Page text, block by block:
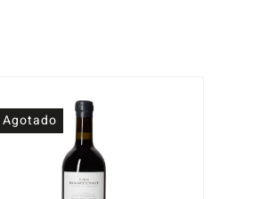
Agotado